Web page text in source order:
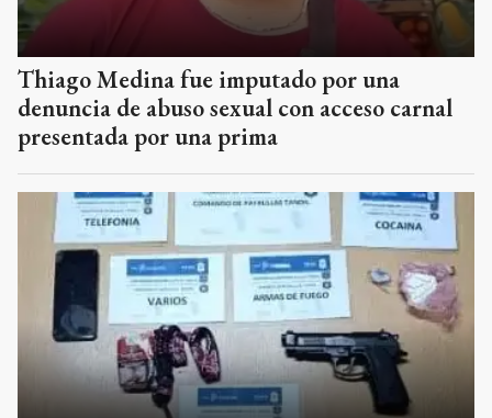
Thiago Medina fue imputado por una
denuncia de abuso sexual con acceso carnal
presentada por una prima